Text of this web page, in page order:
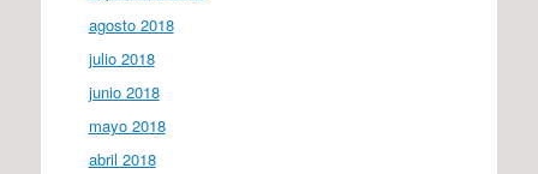
agosto 2018
julio 2018
junio 2018
mayo 2018
abril 2018